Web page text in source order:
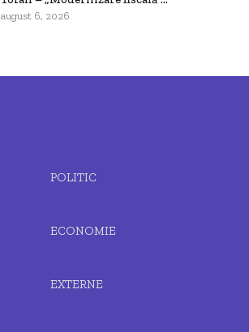
august 6, 2026
POLITIC
ECONOMIE
EXTERNE